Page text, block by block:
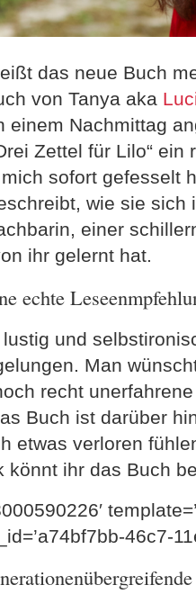
das neue Buch
von Tanya aka
einem Nachmittag
Zettel für Lilo“
sofort gefesselt
wie sie
einer
ihr gelernt hat.
echte
und
Man
recht
Buch ist darüber
etwas verloren
könnt ihr das Buch
46c7-